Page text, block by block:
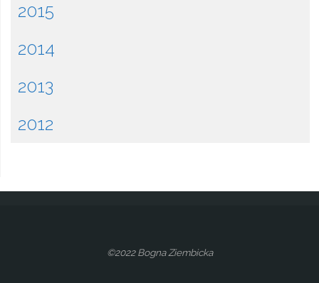
2015
2014
2013
2012
©2022 Bogna Ziembicka